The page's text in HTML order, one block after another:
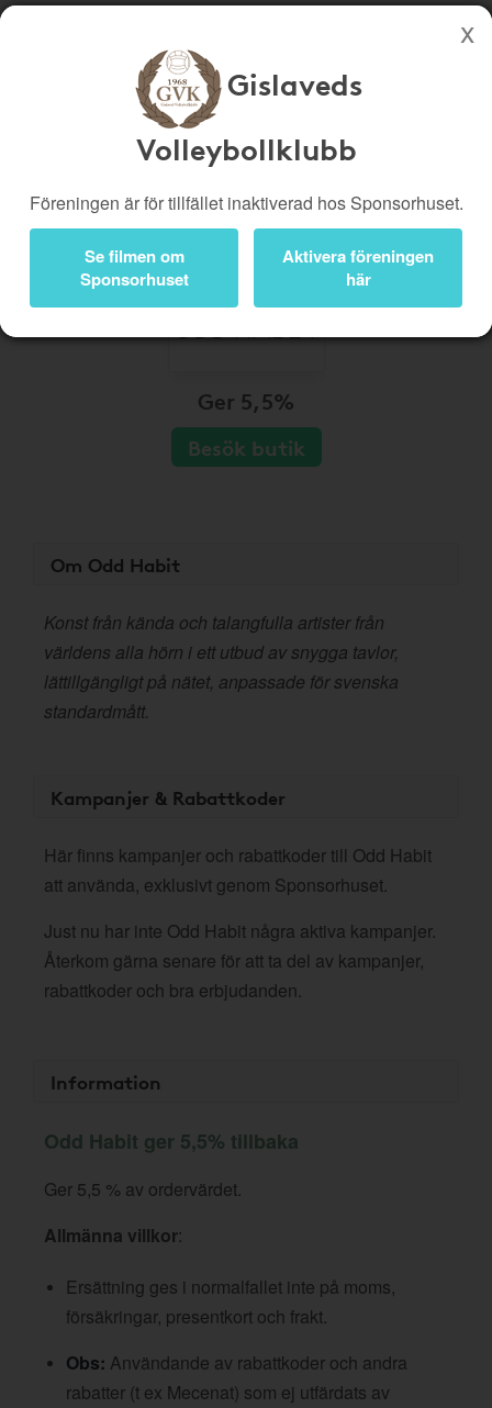
Köp genom denna sida stöttar Gislaveds Volleybollklubb
Bli medlem
Logga in
Gislaveds
Volleybollklubb
Föreningen är för tillfället inaktiverad hos Sponsorhuset.
Se filmen om
Sponsorhuset
Aktivera föreningen
här
Ger 5,5%
Besök butik
Om Odd Habit
Konst från kända och talangfulla artister från
världens alla hörn i ett utbud av snygga tavlor,
lättillgängligt på nätet, anpassade för svenska
standardmått.
Kampanjer & Rabattkoder
Här finns kampanjer och rabattkoder till Odd Habit
att använda, exklusivt genom Sponsorhuset.
Just nu har inte Odd Habit några aktiva kampanjer.
Återkom gärna senare för att ta del av kampanjer,
rabattkoder och bra erbjudanden.
Information
Odd Habit ger 5,5% tillbaka
Ger 5,5 % av ordervärdet.
Allmänna villkor:
Ersättning ges i normalfallet inte på moms,
försäkringar, presentkort och frakt.
Obs: Användande av rabattkoder och andra
rabatter (t ex Mecenat) som ej utfärdats av